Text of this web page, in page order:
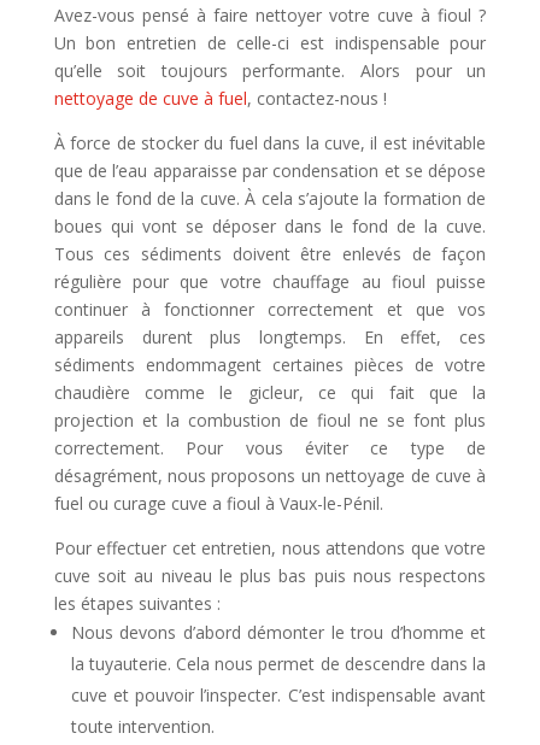
Avez-vous pensé à faire nettoyer votre cuve à fioul ?
Un bon entretien de celle-ci est indispensable pour
qu’elle soit toujours performante. Alors pour un
nettoyage de cuve à fuel, contactez-nous !
À force de stocker du fuel dans la cuve, il est inévitable
que de l’eau apparaisse par condensation et se dépose
dans le fond de la cuve. À cela s’ajoute la formation de
boues qui vont se déposer dans le fond de la cuve.
Tous ces sédiments doivent être enlevés de façon
régulière pour que votre chauffage au fioul puisse
continuer à fonctionner correctement et que vos
appareils durent plus longtemps. En effet, ces
sédiments endommagent certaines pièces de votre
chaudière comme le gicleur, ce qui fait que la
projection et la combustion de fioul ne se font plus
correctement. Pour vous éviter ce type de
désagrément, nous proposons un nettoyage de cuve à
fuel ou curage cuve a fioul à Vaux-le-Pénil.
Pour effectuer cet entretien, nous attendons que votre
cuve soit au niveau le plus bas puis nous respectons
les étapes suivantes :
Nous devons d’abord démonter le trou d’homme et
la tuyauterie. Cela nous permet de descendre dans la
cuve et pouvoir l’inspecter. C’est indispensable avant
toute intervention.